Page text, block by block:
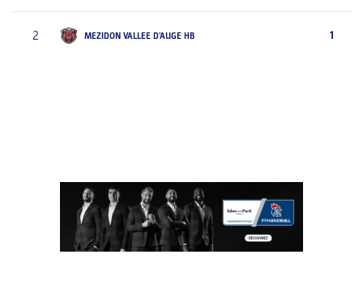
2 MEZIDON VALLEE D'AUGE HB 1